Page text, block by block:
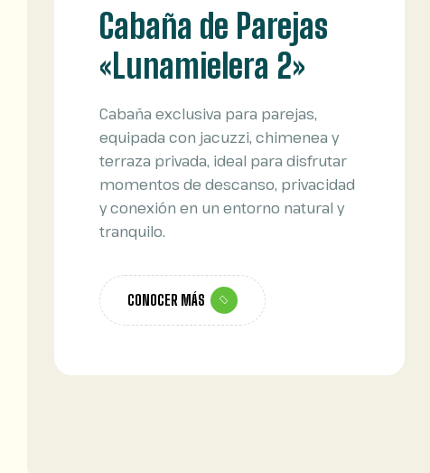
Cabaña de Parejas
«Lunamielera 2»
Cabaña exclusiva para parejas,
equipada con jacuzzi, chimenea y
terraza privada, ideal para disfrutar
momentos de descanso, privacidad
y conexión en un entorno natural y
tranquilo.
CONOCER MÁS